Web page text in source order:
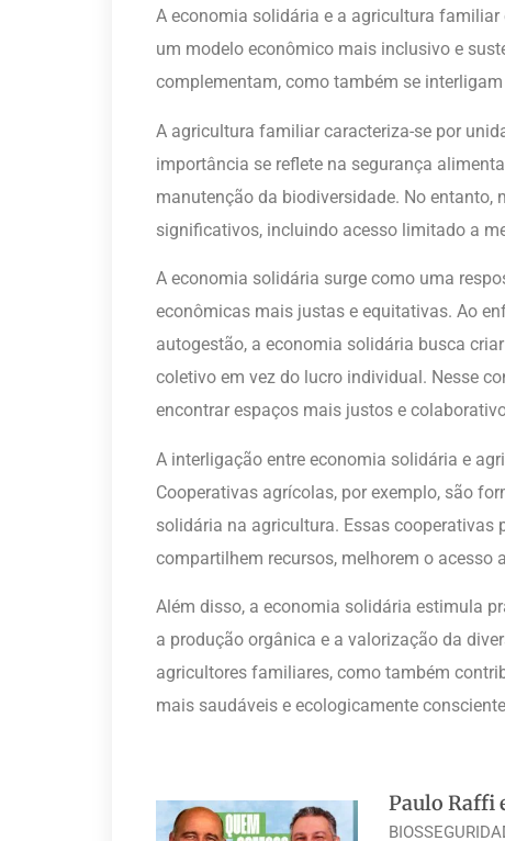
A economia solidária e a agricultura
um modelo econômico mais inclusivo e
complementam, como também se
A agricultura familiar caracteriza-se por
importância se reflete na segurança
manutenção da biodiversidade. No entanto,
significativos, incluindo acesso limitado a
A economia solidária surge como uma
econômicas mais justas e equitativas. Ao
autogestão, a economia solidária busca
coletivo em vez do lucro individual. Nesse
encontrar espaços mais justos e
A interligação entre economia solidária e
Cooperativas agrícolas, por exemplo, são
solidária na agricultura. Essas
compartilhem recursos, melhorem o
Além disso, a economia solidária estimula
a produção orgânica e a valorização da
agricultores familiares, como também
mais saudáveis e ecologicamente
Paulo Raffi